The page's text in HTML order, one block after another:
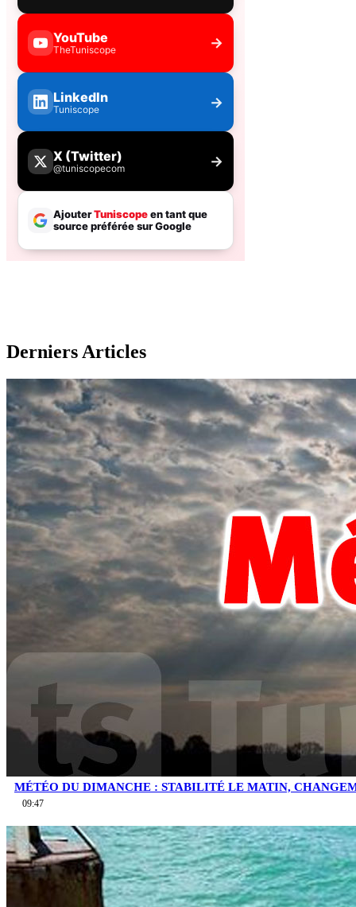
Derniers Articles
MÉTÉO DU DIMANCHE : STABILITÉ LE MATIN,
09:47